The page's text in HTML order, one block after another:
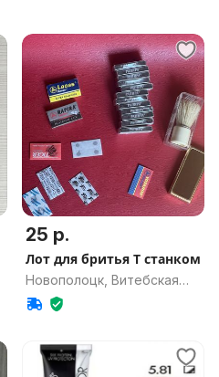
25 р.
Лот для бритья Т станком
Новополоцк, Витебская
обл.